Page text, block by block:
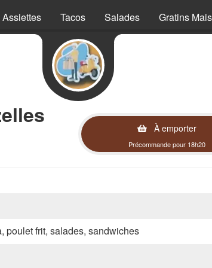
Assiettes Tacos Salades Gratins
À emporter
Précommande pour 18h20
poulet frit, salades, sandwiches